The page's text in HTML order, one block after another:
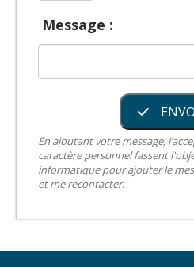
Message :
En ajoutant votre message,
caractère personnel fassent
informatique pour ajouter le
et me recontacter.